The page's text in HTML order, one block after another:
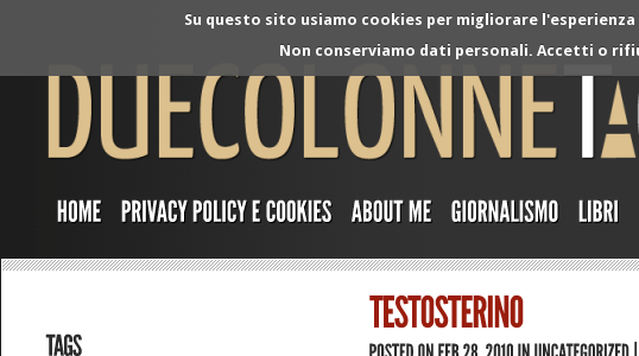
Su questo sito usiamo cookies per migliorare
Non conserviamo dati personali. Accetti o